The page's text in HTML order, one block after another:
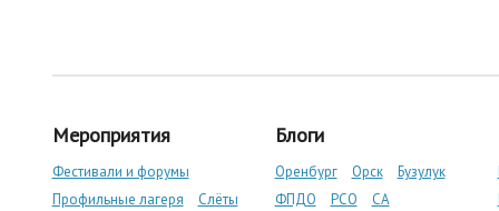
Мероприятия
Фестивали и форумы
Профильные лагеря
Слёты
Блоги
Оренбург Орск
Бузулук
ФПДО
РСО СА